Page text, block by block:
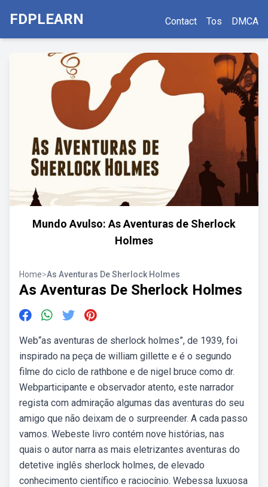
FDPLEARN Contact Tos DMCA
Mundo Avulso: As Aventuras de Sherlock
Holmes
Home>As Aventuras De Sherlock Holmes
As Aventuras De Sherlock Holmes
Web“as aventuras de sherlock holmes”, de 1939, foi
inspirado na peça de william gillette e é o segundo
filme do ciclo de rathbone e de nigel bruce como dr.
Webparticipante e observador atento, este narrador
regista com admiração algumas das aventuras do seu
amigo que não deixam de o surpreender. A cada passo
vamos. Webeste livro contém nove histórias, nas
quais o autor narra as mais eletrizantes aventuras do
detetive inglês sherlock holmes, de elevado
conhecimento científico e raciocínio. Webessa luxuosa